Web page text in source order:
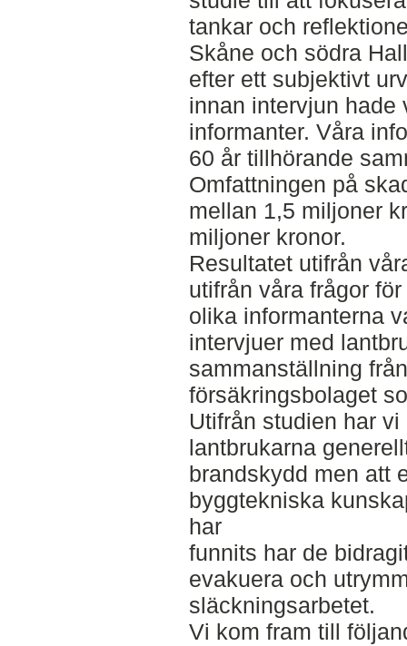
tankar och
Skåne och södra
efter ett subjektivt
innan intervjun hade
informanter. Våra
60 år tillhörande
Omfattningen på
mellan 1,5 miljoner
miljoner kronor.
Resultatet utifrån
utifrån våra frågor
olika informanterna
intervjuer med
sammanställning
försäkringsbolaget
Utifrån studien har
lantbrukarna
brandskydd men att
byggtekniska
har
funnits har de
evakuera och
släckningsarbetet.
Vi kom fram till